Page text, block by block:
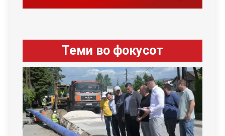
Теми во фокусот